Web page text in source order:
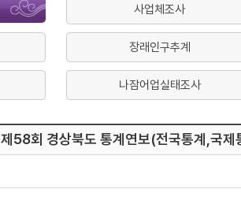
사업체조사
장래인구추계
나잠어업실태조사
제58회 경상북도 통계연보(전국통계,국제